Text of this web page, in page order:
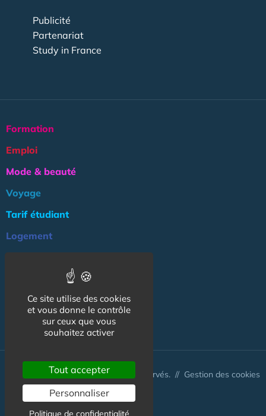
Publicité
Partenariat
Study in France
Formation
Emploi
Mode & beauté
Voyage
Tarif étudiant
Logement
Association
NOS AUTRES SITES :
© CapCampus 2026 - Tous droits réservés. // Gestion des cookies
Ce site utilise des cookies
et vous donne le contrôle
sur ceux que vous
souhaitez activer
Tout accepter
Personnaliser
Politique de confidentialité